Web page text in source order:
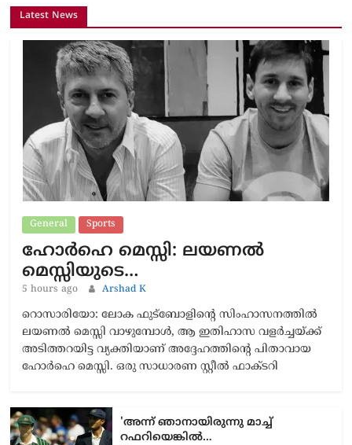
Latest News
General Sports
ഹോർഹെ മെസ്സി: ലയണൽ
മെസ്സിയുടെ…
5 hours ago Arshad K
റൊസാരിയോ: ലോക ഫുട്ബോളിന്റെ സിംഹാസനത്തിൽ
ലയണൽ മെസ്സി വാഴുമ്പോൾ, ആ ഇതിഹാസ വളർച്ചയ്ക്ക്
അടിത്തറയിട്ട വ്യക്തിയാണ് അദ്ദേഹത്തിന്റെ പിതാവായ
ഹോർഹെ മെസ്സി. ഒരു സാധാരണ സ്റ്റീൽ ഫാക്ടറി
'അന്ന് ഞാനായിരുന്നു മാച്ച്
റഫറിയെങ്കിൽ…